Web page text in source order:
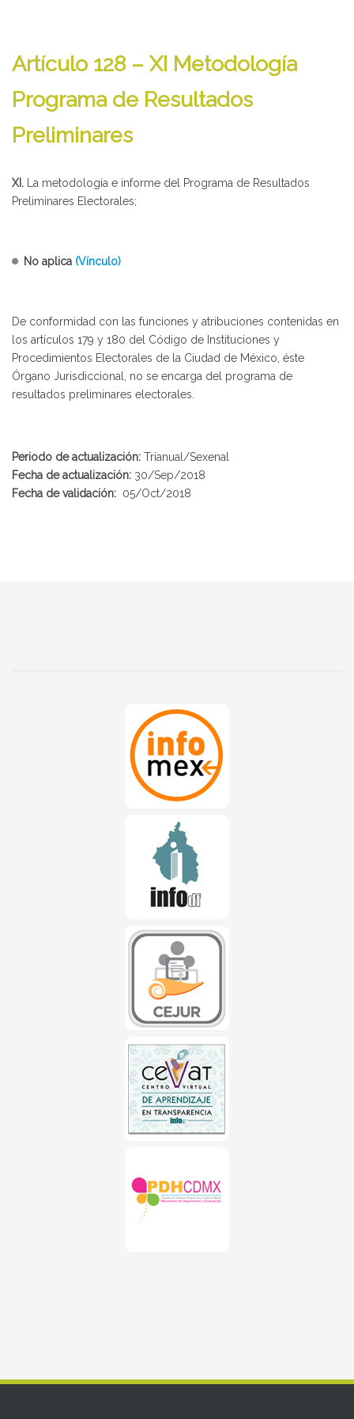
Artículo 128 – XI Metodología
Programa de Resultados
Preliminares
XI.
La metodología e informe del Programa de Resultados
Preliminares Electorales;
No aplica (Vínculo)
De conformidad con las funciones y atribuciones contenidas en
los artículos 179 y 180 del Código de Instituciones y
Procedimientos Electorales de la Ciudad de México, éste
Órgano Jurisdiccional, no se encarga del programa de
resultados preliminares electorales.
Periodo de actualización: Trianual/Sexenal
Fecha de actualización: 30/Sep/2018
Fecha de validación: 05/Oct/2018